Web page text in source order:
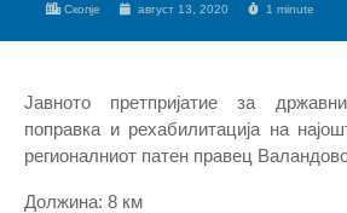
Скопје август 13, 2020 1 minute
Јавното претпријатие за
поправка и рехабилитација на
регионалниот патен правец
Должина: 8 км